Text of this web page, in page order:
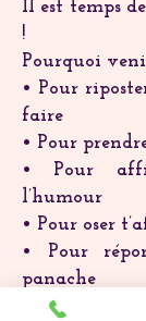
Il est temps
!
Pourquoi
• Pour
faire
• Pour
• Pour
l’humour
• Pour oser
• Pour
panache